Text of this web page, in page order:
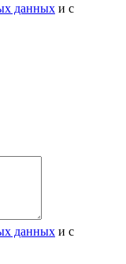
данных и с
данных и с